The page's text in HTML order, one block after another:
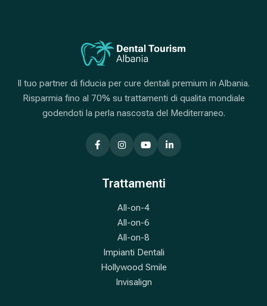
Il tuo partner di fiducia per cure dentali premium in Albania.
Risparmia fino al 70% su trattamenti di qualita mondiale
godendoti la perla nascosta del Mediterraneo.
Trattamenti
All-on-4
All-on-6
All-on-8
Impianti Dentali
Hollywood Smile
Invisalign